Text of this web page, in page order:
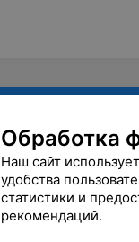
Обработка
Наш сайт
удобства
статистики и
рекомендаций.